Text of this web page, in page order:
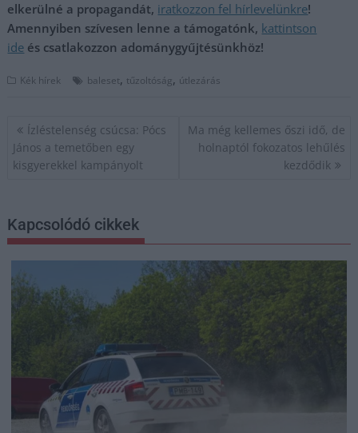
elkerülné a propagandát, iratkozzon fel hírlevelünkre!
Amennyiben szívesen lenne a támogatónk, kattintson
ide és csatlakozzon adománygyűjtésünkhöz!
Kék hírek baleset, tűzoltóság, útlezárás
Bejegyzés
navigáció
Ízléstelenség csúcsa: Pócs
János a temetőben egy
kisgyerekkel kampányolt
Ma még kellemes őszi idő, de
holnaptól fokozatos lehűlés
kezdődik
Kapcsolódó cikkek